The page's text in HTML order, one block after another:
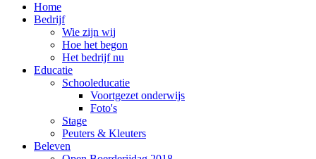
Home
Bedrijf
Wie zijn wij
Hoe het begon
Het bedrijf nu
Educatie
Schooleducatie
Voortgezet onderwijs
Foto's
Stage
Peuters & Kleuters
Beleven